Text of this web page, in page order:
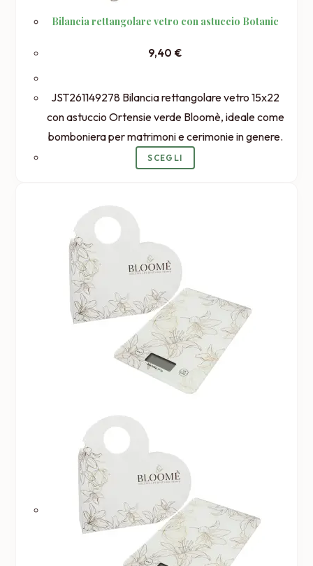
Bilancia rettangolare vetro con astuccio Botanic
9,40 €
JST261149278 Bilancia rettangolare vetro 15x22
con astuccio Ortensie verde Bloomè, ideale come
bomboniera per matrimoni e cerimonie in genere.
SCEGLI